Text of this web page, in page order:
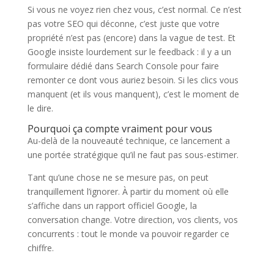
Si vous ne voyez rien chez vous, c’est normal. Ce n’est
pas votre SEO qui déconne, c’est juste que votre
propriété n’est pas (encore) dans la vague de test. Et
Google insiste lourdement sur le feedback : il y a un
formulaire dédié dans Search Console pour faire
remonter ce dont vous auriez besoin. Si les clics vous
manquent (et ils vous manquent), c’est le moment de
le dire.
Pourquoi ça compte vraiment pour vous
Au-delà de la nouveauté technique, ce lancement a
une portée stratégique qu’il ne faut pas sous-estimer.
Tant qu’une chose ne se mesure pas, on peut
tranquillement l’ignorer. À partir du moment où elle
s’affiche dans un rapport officiel Google, la
conversation change. Votre direction, vos clients, vos
concurrents : tout le monde va pouvoir regarder ce
chiffre.